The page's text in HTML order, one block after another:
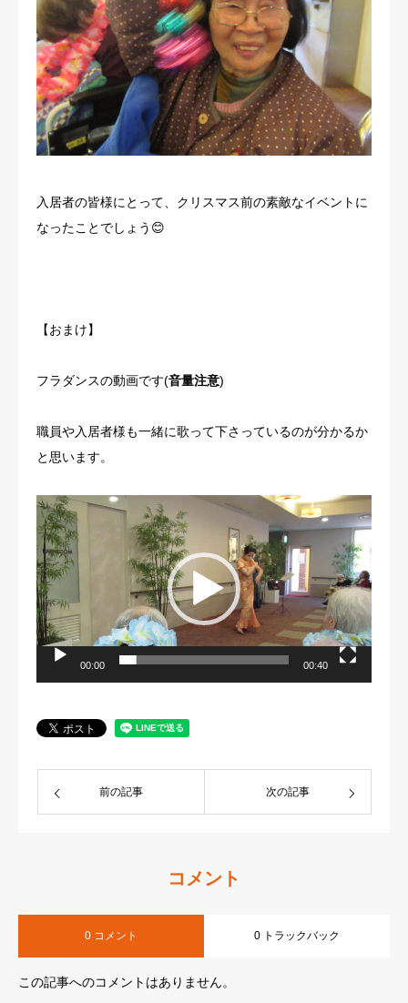
入居者の皆様にとって、クリスマス前の素敵なイベントに
なったことでしょう😊
【おまけ】
フラダンスの動画です(音量注意)
職員や入居者様も一緒に歌って下さっているのが分かるか
と思います。
動
画
プ
レ
ー
ヤ
ー
00:00 00:40
前の記事 次の記事
コメント
0 コメント 0 トラックバック
この記事へのコメントはありません。